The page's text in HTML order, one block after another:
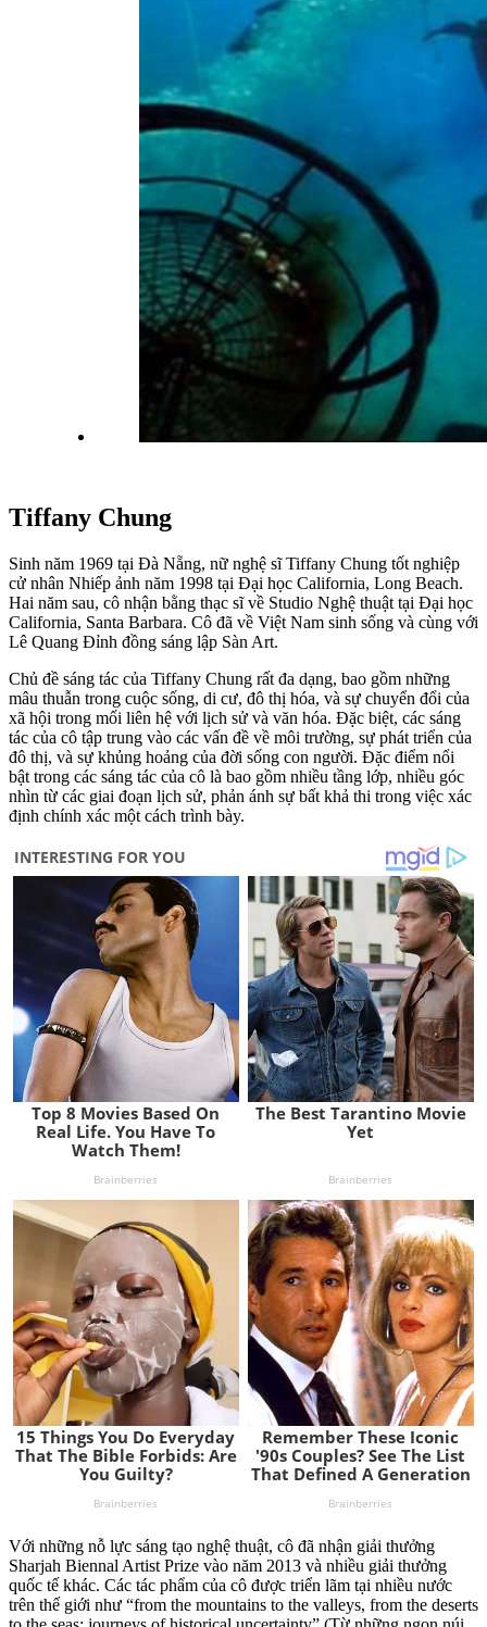
Tiffany Chung
Sinh năm 1969 tại Đà Nẵng, nữ nghệ sĩ Tiffany Chung tốt nghiệp
cử nhân Nhiếp ảnh năm 1998 tại Đại học California, Long Beach.
Hai năm sau, cô nhận bằng thạc sĩ về Studio Nghệ thuật tại Đại học
California, Santa Barbara. Cô đã về Việt Nam sinh sống và cùng với
Lê Quang Đỉnh đồng sáng lập Sàn Art.
Chủ đề sáng tác của Tiffany Chung rất đa dạng, bao gồm những
mâu thuẫn trong cuộc sống, di cư, đô thị hóa, và sự chuyển đổi của
xã hội trong mối liên hệ với lịch sử và văn hóa. Đặc biệt, các sáng
tác của cô tập trung vào các vấn đề về môi trường, sự phát triển của
đô thị, và sự khủng hoảng của đời sống con người. Đặc điểm nổi
bật trong các sáng tác của cô là bao gồm nhiều tầng lớp, nhiều góc
nhìn từ các giai đoạn lịch sử, phản ánh sự bất khả thi trong việc xác
định chính xác một cách trình bày.
Với những nỗ lực sáng tạo nghệ thuật, cô đã nhận giải thưởng
Sharjah Biennal Artist Prize vào năm 2013 và nhiều giải thưởng
quốc tế khác. Các tác phẩm của cô được triển lãm tại nhiều nước
trên thế giới như “from the mountains to the valleys, from the deserts